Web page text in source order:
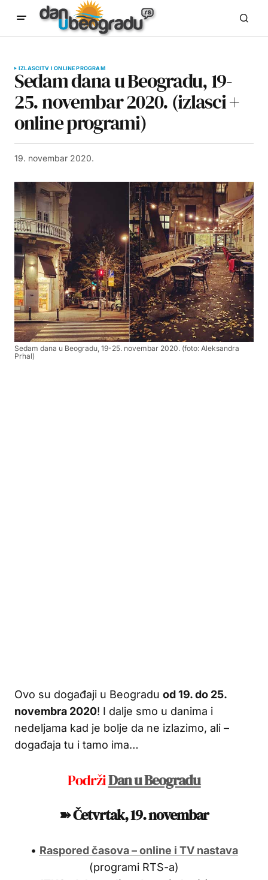
IZLASCITV I ONLINE PROGRAM
Sedam dana u Beogradu, 19-
25. novembar 2020. (izlasci +
online programi)
19. novembar 2020.
Sedam dana u Beogradu, 19-25. novembar 2020. (foto: Aleksandra
Prhal)
Ovo su događaji u Beogradu od 19. do 25.
novembra 2020! I dalje smo u danima i
nedeljama kad je bolje da ne izlazimo, ali –
događaja tu i tamo ima…
PodržiDan u Beogradu
➽ Četvrtak, 19. novembar
• Raspored časova – online i TV nastava
(programi RTS-a)